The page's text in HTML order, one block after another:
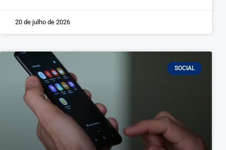
20 de julho de 2026
SOCIAL